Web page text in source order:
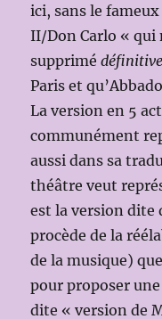
ici, sans le fameux
II/Don Carlo « qui
supprimé
Paris et
La version en 5
communément
aussi dans sa
théâtre veut
est la version dite
procède de la
de la musique)
pour proposer
dite « version de